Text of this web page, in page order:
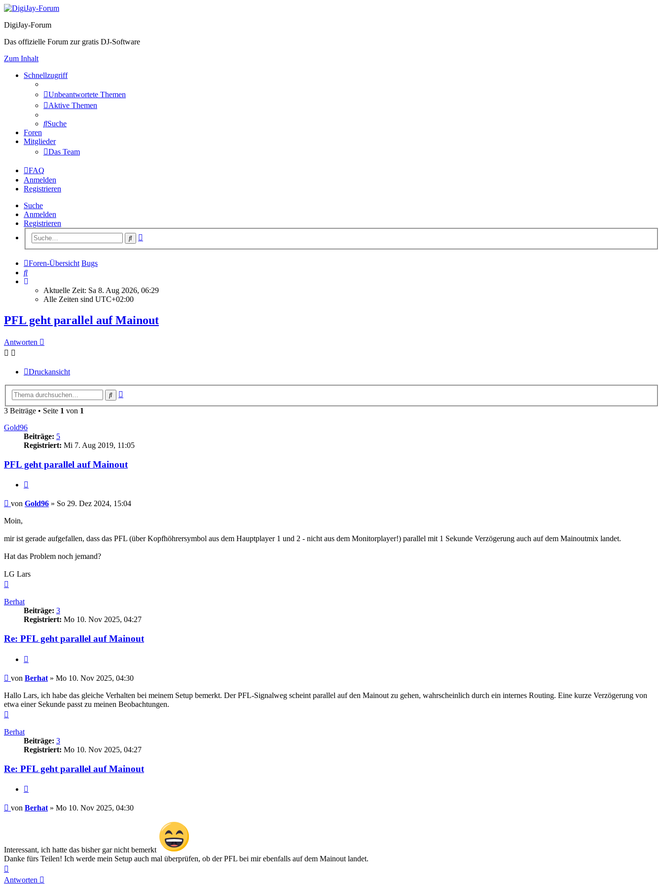
DigiJay-Forum
Das offizielle Forum zur gratis DJ-Software
Zum Inhalt
Schnellzugriff
Unbeantwortete Themen
Aktive Themen
Suche
Foren
Mitglieder
Das Team
FAQ
Anmelden
Registrieren
Suche
Anmelden
Registrieren
Suche
Foren-Übersicht Bugs
Suche
Aktuelle Zeit: Sa 8. Aug 2026, 06:29
Alle Zeiten sind UTC+02:00
PFL geht parallel auf Mainout
Antworten
Druckansicht
Suche
3 Beiträge • Seite 1 von 1
Gold96
Beiträge: 5
Registriert: Mi 7. Aug 2019, 11:05
PFL geht parallel auf Mainout
Beitrag
von Gold96 » So 29. Dez 2024, 15:04
Moin,
mir ist gerade aufgefallen, dass das PFL (über Kopfhöhrersymbol aus dem Hauptplayer 1 und 2 - nicht aus dem Monitorplayer!) parallel mit 1 Sekunde Verzögerung auch auf dem Mainoutmix landet.
Hat das Problem noch jemand?
LG Lars
Berhat
Beiträge: 3
Registriert: Mo 10. Nov 2025, 04:27
Re: PFL geht parallel auf Mainout
Beitrag
von Berhat » Mo 10. Nov 2025, 04:30
Hallo Lars, ich habe das gleiche Verhalten bei meinem Setup bemerkt. Der PFL-Signalweg scheint parallel auf den Mainout zu gehen, wahrscheinlich durch ein internes Routing. Eine kurze Verzögerung von
etwa einer Sekunde passt zu meinen Beobachtungen.
Berhat
Beiträge: 3
Registriert: Mo 10. Nov 2025, 04:27
Re: PFL geht parallel auf Mainout
Beitrag
von Berhat » Mo 10. Nov 2025, 04:30
Interessant, ich hatte das bisher gar nicht bemerkt
Danke fürs Teilen! Ich werde mein Setup auch mal überprüfen, ob der PFL bei mir ebenfalls auf dem Mainout landet.
oben
Antworten